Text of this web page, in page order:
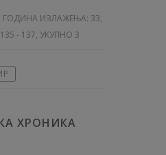
ГОДИНА ИЗЛАЖЕЊА: 33,
- 137, УКУПНО 3
ХРОНИКА